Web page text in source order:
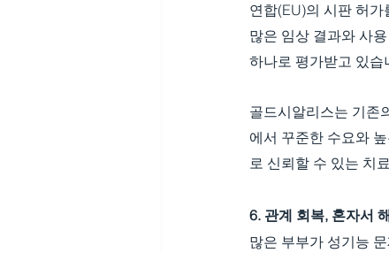
연합(EU)의 시판 허
많은 임상 결과와 사
하나로 평가받고 있습
골드시알리스는 기존
에서 꾸준한 수요와
로 신뢰할 수 있는 치
6. 관계 회복, 혼자서
많은 부부가 성기능